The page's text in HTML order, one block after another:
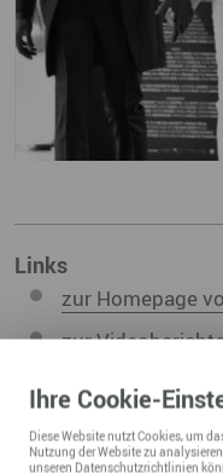
Links
zur Homepage
zur
Ihre Cookie-
DieseWebsitenutzt Cookies, um
Nutzung derWebsitezu
unseren Datenschutzrichtlinien